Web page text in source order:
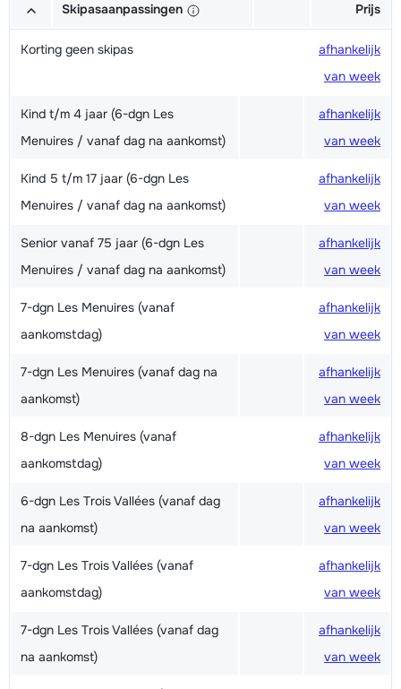
Skipasaanpassingen Prijs
Korting geen skipas
afhankelijk
van week
Kind t/m 4 jaar (6-dgn Les
Menuires / vanaf dag na aankomst)
afhankelijk
van week
Kind 5 t/m 17 jaar (6-dgn Les
Menuires / vanaf dag na aankomst)
afhankelijk
van week
Senior vanaf 75 jaar (6-dgn Les
Menuires / vanaf dag na aankomst)
afhankelijk
van week
7-dgn Les Menuires (vanaf
aankomstdag)
afhankelijk
van week
7-dgn Les Menuires (vanaf dag na
aankomst)
afhankelijk
van week
8-dgn Les Menuires (vanaf
aankomstdag)
afhankelijk
van week
6-dgn Les Trois Vallées (vanaf dag
na aankomst)
afhankelijk
van week
7-dgn Les Trois Vallées (vanaf
aankomstdag)
afhankelijk
van week
7-dgn Les Trois Vallées (vanaf dag
na aankomst)
afhankelijk
van week